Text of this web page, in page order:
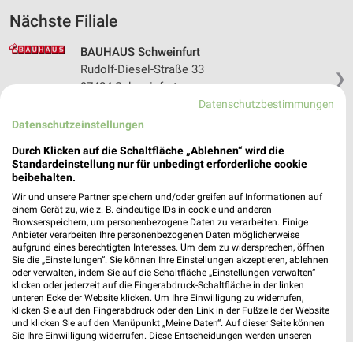
Nächste Filiale
❯
BAUHAUS Schweinfurt
Rudolf-Diesel-Straße 33
97424 Schweinfurt
Angebote-Kalender für BAUHAUS in
Schonungen und Umgebung
Aug.
03Mo 04Di 05Mi 06Do 07 Fr
Datenschutzbestimmungen
Datenschutzeinstellungen
Durch Klicken auf die Schaltfläche „Ablehnen“ wird die
Standardeinstellung nur für unbedingt erforderliche cookie
beibehalten.
Wir und unsere Partner speichern und/oder greifen auf Informationen auf
einem Gerät zu, wie z. B. eindeutige IDs in cookie und anderen
Browserspeichern, um personenbezogene Daten zu verarbeiten. Einige
Anbieter verarbeiten Ihre personenbezogenen Daten möglicherweise
aufgrund eines berechtigten Interesses. Um dem zu widersprechen, öffnen
Sie die „Einstellungen“. Sie können Ihre Einstellungen akzeptieren, ablehnen
oder verwalten, indem Sie auf die Schaltfläche „Einstellungen verwalten“
klicken oder jederzeit auf die Fingerabdruck-Schaltfläche in der linken
unteren Ecke der Website klicken. Um Ihre Einwilligung zu widerrufen,
klicken Sie auf den Fingerabdruck oder den Link in der Fußzeile der Website
und klicken Sie auf den Menüpunkt „Meine Daten“. Auf dieser Seite können
Sie Ihre Einwilligung widerrufen. Diese Entscheidungen werden unseren